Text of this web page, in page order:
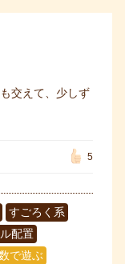
交えて、少しず
5
すごろく系
配置
で遊ぶ